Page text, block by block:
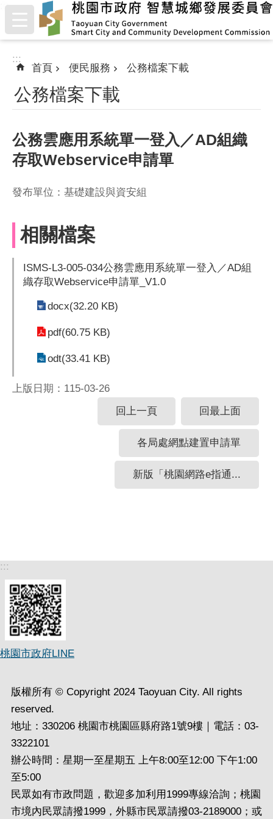
跳到主要內容區塊
:::
:::
首頁 便民服務 公務檔案下載
公務檔案下載
公務雲應用系統單一登入／AD組織
存取Webservice申請單
發布單位：基礎建設與資安組
相關檔案
ISMS-L3-005-034公務雲應用系統單一登入／AD組
織存取Webservice申請單_V1.0
docx(32.20 KB)
pdf(60.75 KB)
odt(33.41 KB)
上版日期：115-03-26
回上一頁
回最上面
各局處網點建置申請單
新版「桃園網路e指通...
:::
桃園市政府LINE
版權所有 © Copyright 2024 Taoyuan City. All rights
reserved.
地址：330206 桃園市桃園區縣府路1號9樓｜電話：03-
3322101
辦公時間：星期一至星期五 上午8:00至12:00 下午1:00
至5:00
民眾如有市政問題，歡迎多加利用1999專線洽詢；桃園
市境內民眾請撥1999，外縣市民眾請撥03-2189000；或